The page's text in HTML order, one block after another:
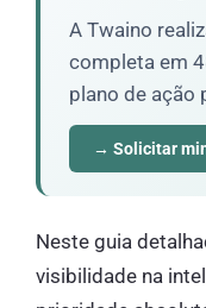
A Twaino
completa em
plano de ação
→ Solicitar
Neste guia
visibilidade na